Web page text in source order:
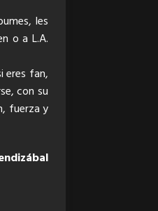
les
o a L.A.
eres fan,
con su
fuerza y